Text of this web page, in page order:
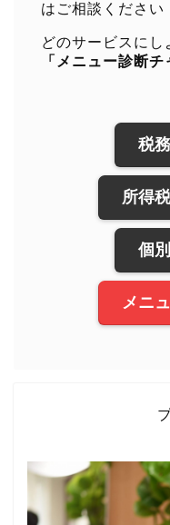
はご相談ください
どのサービスに
「メニュー診断チ
税
所得
個
メニ